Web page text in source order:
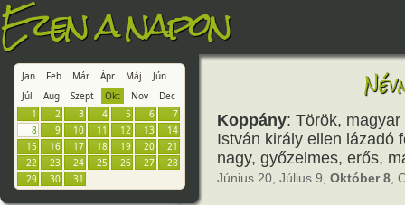
Ezen a napon
Jan Feb Már Ápr Máj
Jún
Júl
Aug Szept Okt Nov
Dec
1
2 3 4 5 6
7
8
9 10 11 12 13
14
15
16 17 18 19 20
21
22
23 24 25 26 27
28
29
30 31
Koppány: Török,
István király ellen lázadó
nagy, győzelmes, erős,
Június 20, Július 9, Október 8 ,